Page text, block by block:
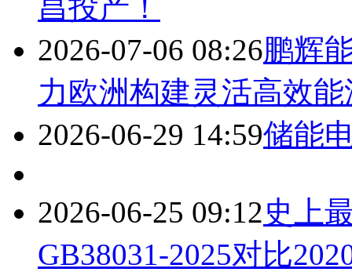
昌投产！
2026-07-06 08:26鹏辉
力欧洲构建灵活高效
2026-06-29 14:59储能
2026-06-25 09:12史上
GB38031-2025对比